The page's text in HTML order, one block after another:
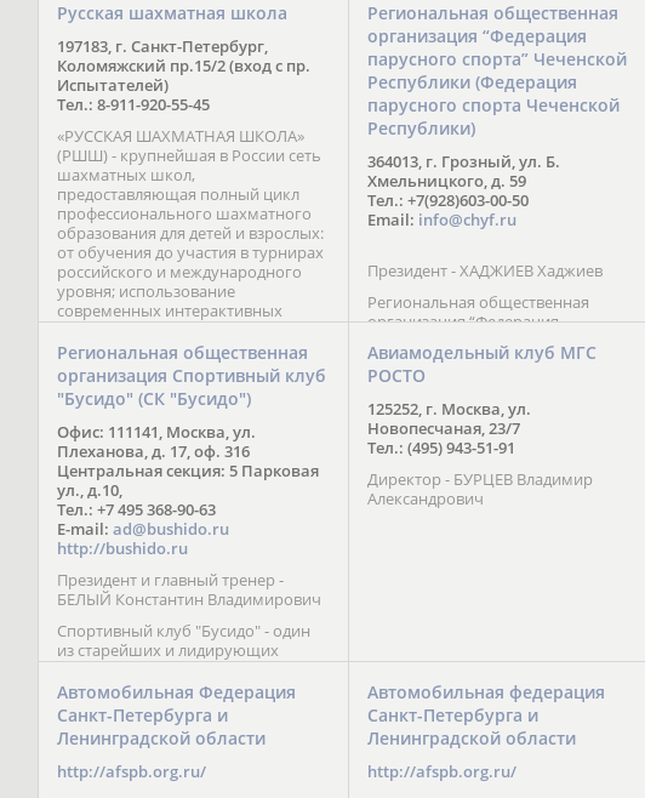
Русская шахматная школа
197183, г. Санкт-Петербург,
Коломяжский пр.15/2 (вход с пр.
Испытателей)
Тел.: 8-911-920-55-45
«РУССКАЯ ШАХМАТНАЯ ШКОЛА»
(РШШ) - крупнейшая в России сеть
шахматных школ,
предоставляющая полный цикл
профессионального шахматного
образования для детей и взрослых:
от обучения до участия в турнирах
российского и международного
уровня; использование
современных интерактивных
методик подачи материала;
обучение на русском и английском
языках; специалисты с опытом
преподавания более 20 лет;
направленность на общее
развитие ребенка: проведение
творческих мастер-классов, уроков
по истории и литературе,
организация регулярных
шахматных сборов на спортивных
базах и в детских лагерях,
проведение встреч с выдающимися
шахматистами; корпоративное
обучение; онлайн обучение в
форме вебинаров и
индивидуальных занятий, круглые
столы российских и
международных тренеров,
трансляция мероприятий и
турниров.
Региональная общественная
организация “Федерация
парусного спорта” Чеченской
Республики (Федерация
парусного спорта Чеченской
Республики)
364013, г. Грозный, ул. Б.
Хмельницкого, д. 59
Тел.: +7(928)603-00-50
Email: info@chyf.ru
Президент - ХАДЖИЕВ Хаджиев
Региональная общественная
организация “Федерация
парусного спорта” Чеченской
Республики начала свою
деятельность в декабре 2016 года.
Миссия федерации состоит в
популяризации парусного спорта,
привлечении и содействии
развитию спорта в этом регионе и
спортсменов на российских и
международных соревнованиях.
Региональная общественная
организация Спортивный клуб
"Бусидо" (СК "Бусидо")
Офис: 111141, Москва, ул.
Плеханова, д. 17, оф. 316
Центральная секция: 5 Парковая
ул., д.10,
Тел.: +7 495 368-90-63
E-mail: ad@bushido.ru
http://bushido.ru
Президент и главный тренер -
БЕЛЫЙ Константин Владимирович
Спортивный клуб "Бусидо" - один
из старейших и лидирующих
клубов России, изучающих и
развивающих различные боевые
искусства и, прежде всего, каратэ
Кёкусинкай - первого в мире стиля
контактного каратэ, получившего
огромное развитие во всем
мире. Однако, спектр интересов
Авиамодельный клуб МГС
РОСТО
125252, г. Москва, ул.
Новопесчаная, 23/7
Тел.: (495) 943-51-91
Директор - БУРЦЕВ Владимир
Александрович
Автомобильная Федерация
Санкт-Петербурга и
Ленинградской области
http://afspb.org.ru/
Автомобильная федерация
Санкт-Петербурга и
Ленинградской области
http://afspb.org.ru/